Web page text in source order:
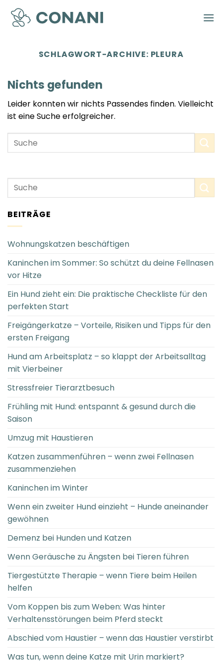
Zum
Inhalt
springen
SCHLAGWORT-ARCHIVE: PLEURA
Nichts gefunden
Leider konnten wir nichts Passendes finden. Vielleicht
ist eine Suche erfolgreicher.
BEITRÄGE
Wohnungskatzen beschäftigen
Kaninchen im Sommer: So schützt du deine Fellnasen
vor Hitze
Ein Hund zieht ein: Die praktische Checkliste für den
perfekten Start
Freigängerkatze – Vorteile, Risiken und Tipps für den
ersten Freigang
Hund am Arbeitsplatz – so klappt der Arbeitsalltag
mit Vierbeiner
Stressfreier Tierarztbesuch
Frühling mit Hund: entspannt & gesund durch die
Saison
Umzug mit Haustieren
Katzen zusammenführen – wenn zwei Fellnasen
zusammenziehen
Kaninchen im Winter
Wenn ein zweiter Hund einzieht – Hunde aneinander
gewöhnen
Demenz bei Hunden und Katzen
Wenn Geräusche zu Ängsten bei Tieren führen
Tiergestützte Therapie – wenn Tiere beim Heilen
helfen
Vom Koppen bis zum Weben: Was hinter
Verhaltensstörungen beim Pferd steckt
Abschied vom Haustier – wenn das Haustier verstirbt
Was tun, wenn deine Katze mit Urin markiert?